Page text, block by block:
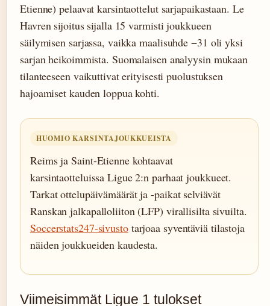
Etienne) pelaavat karsintaottelut sarjapaikastaan. Le
Havren sijoitus sijalla 15 varmisti joukkueen
säilymisen sarjassa, vaikka maalisuhde −31 oli yksi
sarjan heikoimmista. Suomalaisen analyysin mukaan
tilanteeseen vaikuttivat erityisesti puolustuksen
hajoamiset kauden loppua kohti.
HUOMIO KARSINTAJOUKKUEISTA
Reims ja Saint-Etienne kohtaavat
karsintaotteluissa Ligue 2:n parhaat joukkueet.
Tarkat ottelupäivämäärät ja -paikat selviävät
Ranskan jalkapalloliiton (LFP) virallisilta sivuilta.
Soccerstats247-sivustotarjoaa syventäviä tilastoja
näiden joukkueiden kaudesta.
Viimeisimmät Ligue 1 tulokset